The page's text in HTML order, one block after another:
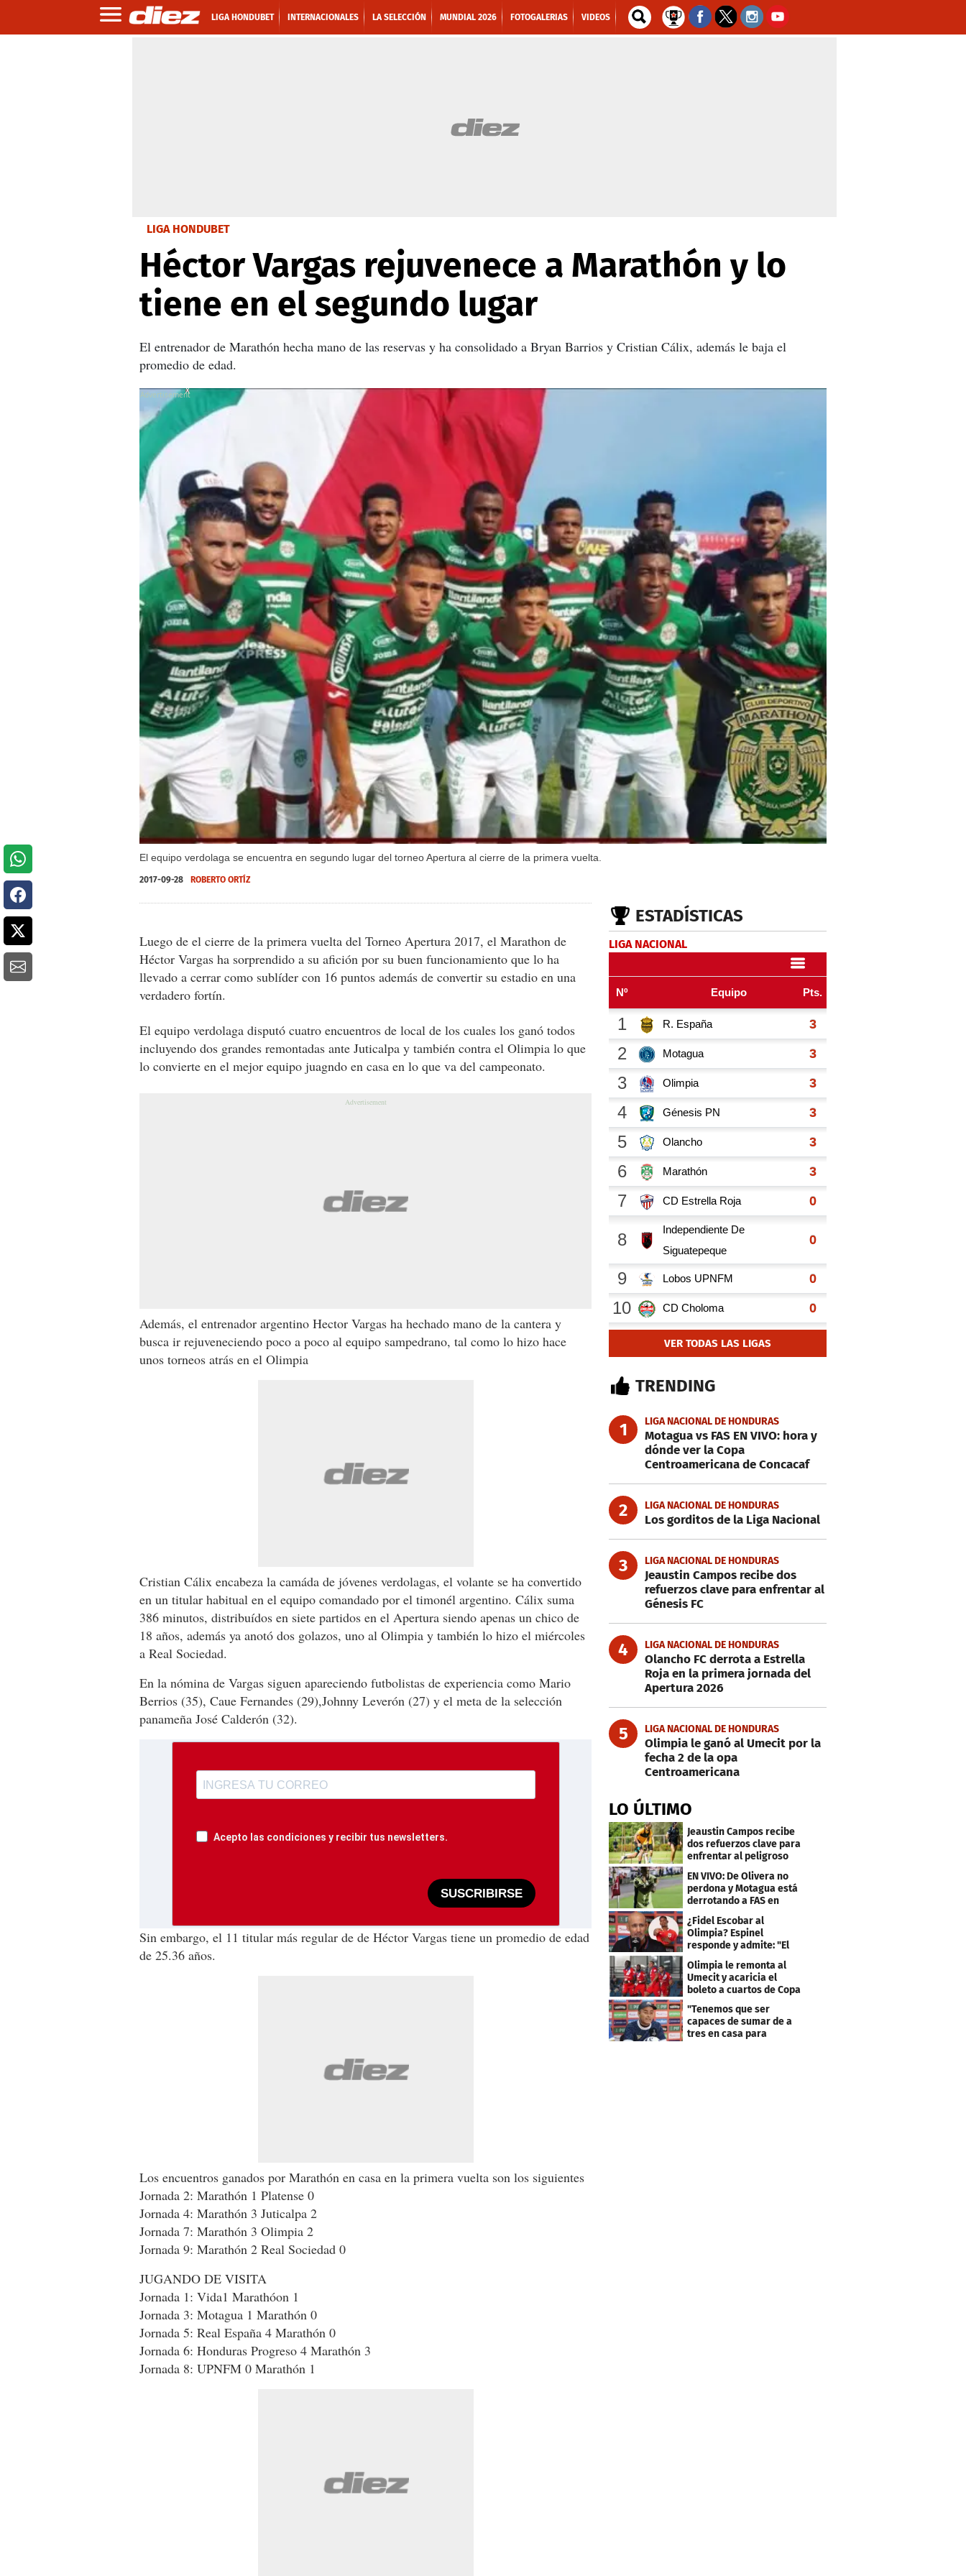
LIGA HONDUBET INTERNACIONALES LA SELECCIÓN MUNDIAL 2026 FOTOGALERIAS VIDEOS
LIGA HONDUBET
Héctor Vargas rejuvenece a Marathón y lo
tiene en el segundo lugar
El entrenador de Marathón hecha mano de las reservas y ha consolidado a Bryan Barrios y Cristian Cálix, además le baja el
promedio de edad.
El equipo verdolaga se encuentra en segundo lugar del torneo Apertura al cierre de la primera vuelta.
X
2017-09-28 ROBERTO ORTÍZ
Luego de el cierre de la primera vuelta del Torneo Apertura 2017, el Marathon de
Héctor Vargas ha sorprendido a su afición por su buen funcionamiento que lo ha
llevado a cerrar como sublíder con 16 puntos además de convertir su estadio en una
verdadero fortín.
El equipo verdolaga disputó cuatro encuentros de local de los cuales los ganó todos
incluyendo dos grandes remontadas ante Juticalpa y también contra el Olimpia lo que
lo convierte en el mejor equipo juagndo en casa en lo que va del campeonato.
Además, el entrenador argentino Hector Vargas ha hechado mano de la cantera y
busca ir rejuveneciendo poco a poco al equipo sampedrano, tal como lo hizo hace
unos torneos atrás en el Olimpia
Cristian Cálix encabeza la camáda de jóvenes verdolagas, el volante se ha convertido
en un titular habitual en el equipo comandado por el timonél argentino. Cálix suma
386 minutos, distribuídos en siete partidos en el Apertura siendo apenas un chico de
18 años, además ya anotó dos golazos, uno al Olimpia y también lo hizo el miércoles
a Real Sociedad.
En la nómina de Vargas siguen apareciendo futbolistas de experiencia como Mario
Berrios (35), Caue Fernandes (29),Johnny Leverón (27) y el meta de la selección
panameña José Calderón (32).
Acepto las condiciones y recibir tus newsletters.
SUSCRIBIRSE
Sin embargo, el 11 titular más regular de de Héctor Vargas tiene un promedio de edad
de 25.36 años.
Los encuentros ganados por Marathón en casa en la primera vuelta son los siguientes
Jornada 2: Marathón 1 Platense 0
Jornada 4: Marathón 3 Juticalpa 2
Jornada 7: Marathón 3 Olimpia 2
Jornada 9: Marathón 2 Real Sociedad 0
JUGANDO DE VISITA
Jornada 1: Vida1 Marathóon 1
Jornada 3: Motagua 1 Marathón 0
Jornada 5: Real España 4 Marathón 0
Jornada 6: Honduras Progreso 4 Marathón 3
Jornada 8: UPNFM 0 Marathón 1
ESTADÍSTICAS
LIGA NACIONAL
VER TODAS LAS LIGAS
TRENDING
1 LIGA NACIONAL DE HONDURAS
Motagua vs FAS EN VIVO: hora y
dónde ver la Copa
Centroamericana de Concacaf
2 LIGA NACIONAL DE HONDURAS
Los gorditos de la Liga Nacional
3 LIGA NACIONAL DE HONDURAS
Jeaustin Campos recibe dos
refuerzos clave para enfrentar al
Génesis FC
4 LIGA NACIONAL DE HONDURAS
Olancho FC derrota a Estrella
Roja en la primera jornada del
Apertura 2026
5 LIGA NACIONAL DE HONDURAS
Olimpia le ganó al Umecit por la
fecha 2 de la opa
Centroamericana
LO ÚLTIMO
Jeaustin Campos recibe
dos refuerzos clave para
enfrentar al peligroso
EN VIVO: De Olivera no
perdona y Motagua está
derrotando a FAS en
Copa Centroamericana
¿Fidel Escobar al
Olimpia? Espinel
responde y admite: "El
resultado fue corto"
Olimpia le remonta al
Umecit y acaricia el
boleto a cuartos de Copa
"Tenemos que ser
capaces de sumar de a
tres en casa para